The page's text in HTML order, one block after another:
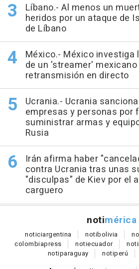
Líbano.- Al menos un
heridos por un ataque de
de Líbano
México.- México investiga
de un 'streamer'
retransmisión en directo
Ucrania.- Ucrania
empresas y personas por
suministrar armas y
Rusia
Irán afirma haber
contra Ucrania tras unas
"disculpas" de Kiev por el
carguero
notimérica
noticiargentina notibolivia
colombiapress notiecuador noti
notiparaguay notiperú